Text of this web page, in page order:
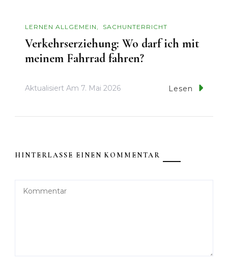
LERNEN ALLGEMEIN SACHUNTERRICHT
Verkehrserziehung: Wo darf ich mit
meinem Fahrrad fahren?
Aktualisiert Am 7. Mai 2026 Lesen
HINTERLASSE EINEN KOMMENTAR